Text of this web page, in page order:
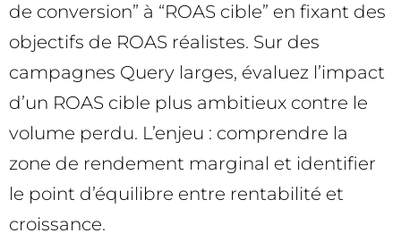
de conversion” à “ROAS cible” en fixant des
objectifs de ROAS réalistes. Sur des
campagnes Query larges, évaluez l’impact
d’un ROAS cible plus ambitieux contre le
volume perdu. L’enjeu : comprendre la
zone de rendement marginal et identifier
le point d’équilibre entre rentabilité et
croissance.